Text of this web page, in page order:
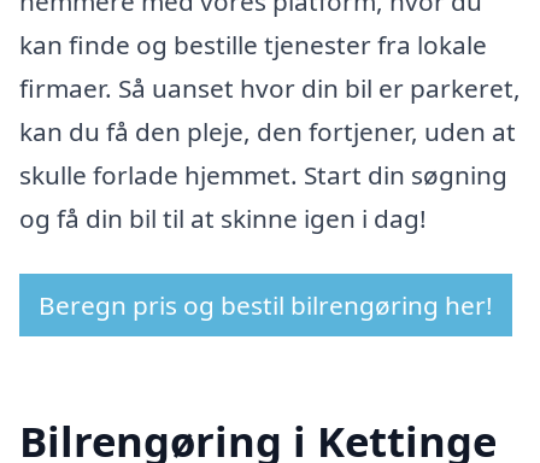
kan finde og bestille tjenester fra lokale
firmaer. Så uanset hvor din bil er parkeret,
kan du få den pleje, den fortjener, uden at
skulle forlade hjemmet. Start din søgning
og få din bil til at skinne igen i dag!
Beregn pris og bestil bilrengøring her!
Bilrengøring i Kettinge